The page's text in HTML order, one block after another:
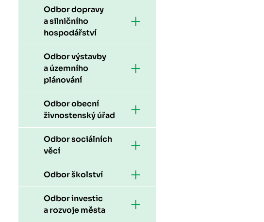
Odbor dopravy
a silničního
hospodářství
Odbor výstavby
a územního
plánování
Odbor obecní
živnostenský úřad
Odbor sociálních
věcí
Odbor školství
Odbor investic
a rozvoje města